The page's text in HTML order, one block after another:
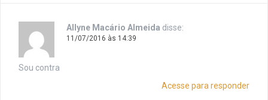
Allyne Macário Almeida disse:
11/07/2016 às 14:39
Sou contra
Acesse para responder